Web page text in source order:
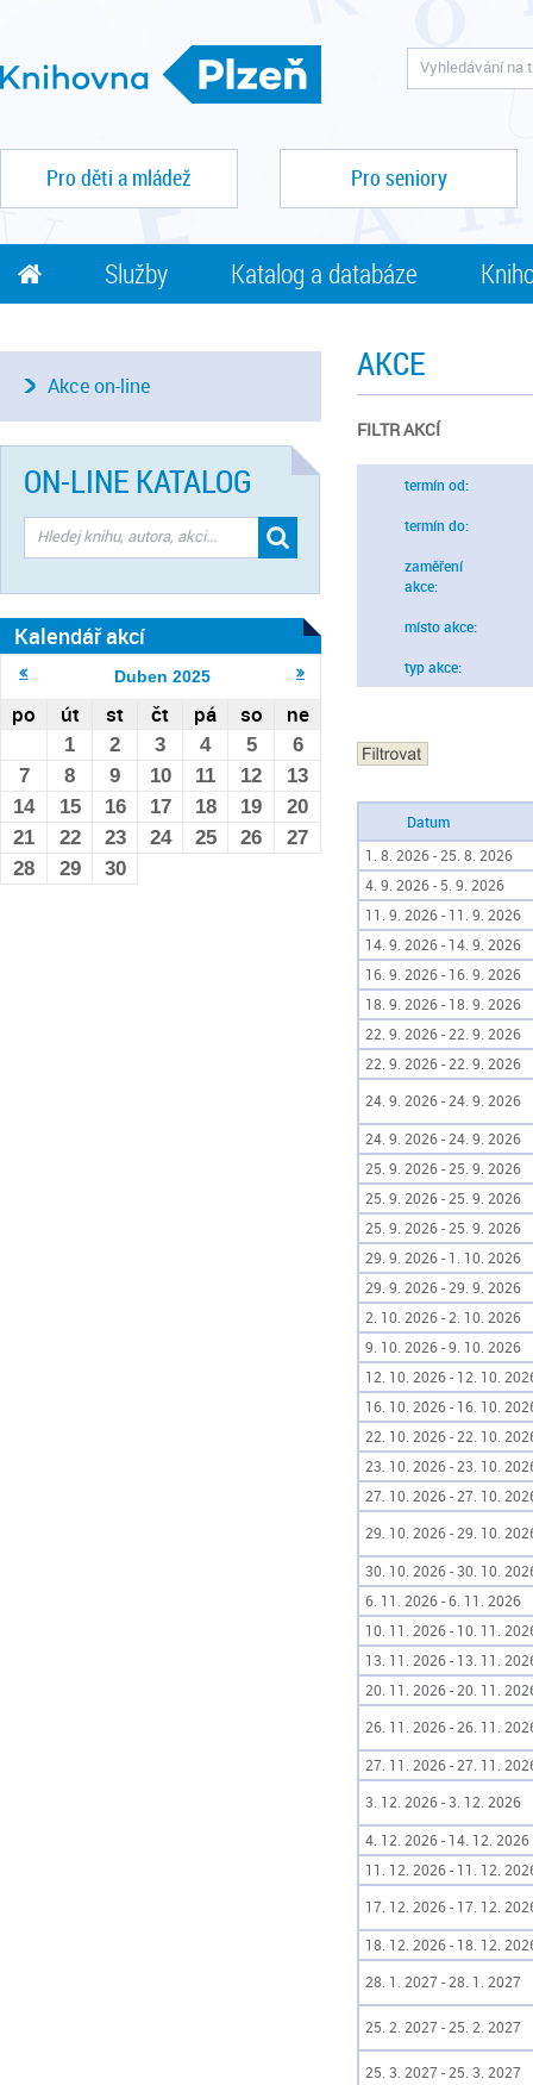
Pro děti a mládež Pro seniory
Služby Katalog a databáze
AKCE
FILTR AKCÍ
termín od:
termín do:
zaměření
akce:
místo akce:
typ akce:
Datum
1. 8. 2026 - 25. 8. 2026
4. 9. 2026 - 5. 9. 2026
11. 9. 2026 - 11. 9. 2026
14. 9. 2026 - 14. 9. 2026
16. 9. 2026 - 16. 9. 2026
18. 9. 2026 - 18. 9. 2026
22. 9. 2026 - 22. 9. 2026
22. 9. 2026 - 22. 9. 2026
24. 9. 2026 - 24. 9. 2026
24. 9. 2026 - 24. 9. 2026
25. 9. 2026 - 25. 9. 2026
25. 9. 2026 - 25. 9. 2026
25. 9. 2026 - 25. 9. 2026
29. 9. 2026 - 1. 10. 2026
29. 9. 2026 - 29. 9. 2026
2. 10. 2026 - 2. 10. 2026
9. 10. 2026 - 9. 10. 2026
12. 10. 2026 - 12. 10.
16. 10. 2026 - 16. 10.
22. 10. 2026 - 22. 10.
23. 10. 2026 - 23. 10.
27. 10. 2026 - 27. 10.
29. 10. 2026 - 29. 10.
30. 10. 2026 - 30. 10.
6. 11. 2026 - 6. 11. 2026
10. 11. 2026 - 10. 11.
13. 11. 2026 - 13. 11.
20. 11. 2026 - 20. 11.
26. 11. 2026 - 26. 11.
27. 11. 2026 - 27. 11.
3. 12. 2026 - 3. 12. 2026
4. 12. 2026 - 14. 12. 2026
11. 12. 2026 - 11. 12.
17. 12. 2026 - 17. 12.
18. 12. 2026 - 18. 12.
28. 1. 2027 - 28. 1. 2027
25. 2. 2027 - 25. 2. 2027
25. 3. 2027 - 25. 3. 2027
Akce on-line
ON-LINE KATALOG
Kalendář akcí
Duben 2025
po út st čt pá so ne
1 2 3 4 5
6
7
8 9 10 11 12
13
14
15 16 17 18 19
20
21
22 23 24 25 26
27
28
29 30